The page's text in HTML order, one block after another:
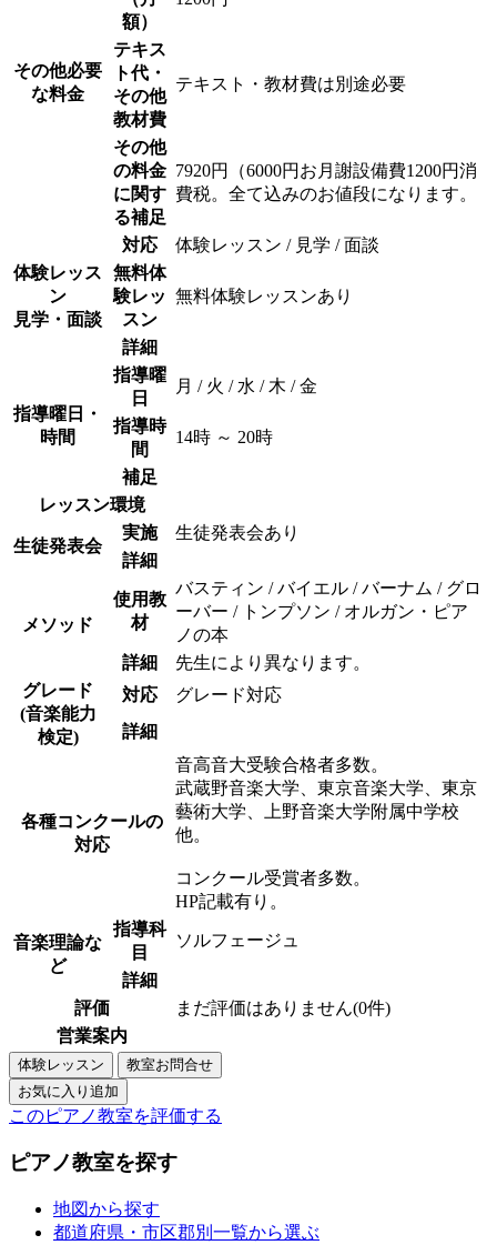
その他必要
な料金
額）
テキス
ト代・
その他
教材費
テキスト・教材費は別途必要
その他
の料金
に関す
る補足
7920円（6000円お月謝設備費1200円消
費税。全て込みのお値段になります。
体験レッス
ン
見学・面談
対応
体験レッスン / 見学 / 面談
無料体
験レッ
スン
無料体験レッスンあり
詳細
指導曜日・
時間
指導曜
日
月 / 火 / 水 / 木 / 金
指導時
間
14時 ～ 20時
補足
レッスン環境
生徒発表会
実施
生徒発表会あり
詳細
メソッド
使用教
材
バスティン / バイエル / バーナム / グロ
ーバー / トンプソン / オルガン・ピア
ノの本
詳細
先生により異なります。
グレード
(音楽能力
検定)
対応
グレード対応
詳細
各種コンクールの
対応
音高音大受験合格者多数。
武蔵野音楽大学、東京音楽大学、東京
藝術大学、上野音楽大学附属中学校
他。
コンクール受賞者多数。
HP記載有り。
音楽理論な
ど
指導科
目
ソルフェージュ
詳細
評価
まだ評価はありません(0件)
営業案内
このピアノ教室を評価する
ピアノ教室を探す
地図から探す
都道府県・市区郡別一覧から選ぶ